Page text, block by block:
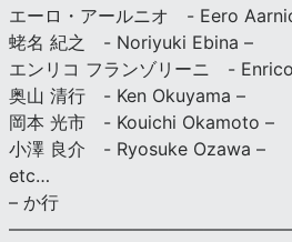
エーロ・アールニオ - Eero
蛯名 紀之 - Noriyuki Ebina –
エンリコ フランゾリーニ -
奥山 清行 - Ken Okuyama –
岡本 光市 - Kouichi Okamoto –
小澤 良介 - Ryosuke Ozawa –
etc…
– か行